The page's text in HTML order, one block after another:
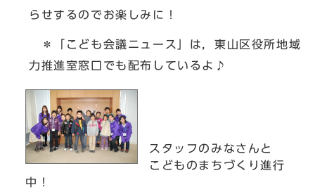
らせするのでお楽しみに！
＊「こども会議ニュース」は，東山区役所地域
力推進室窓口でも配布しているよ♪
スタッフのみなさんと
こどものまちづくり進行
中！